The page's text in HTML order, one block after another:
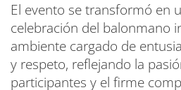
El evento se transformó en
celebración del balonmano
ambiente cargado de
y respeto, reflejando la
participantes y el firme